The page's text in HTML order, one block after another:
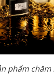
phẩm